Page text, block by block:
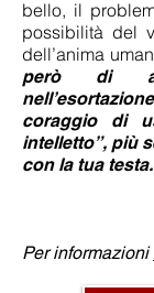
bello, il
possibilità del
dell’anima
però di
coraggio di
intelletto”, più
con la tua testa.
Per informazioni